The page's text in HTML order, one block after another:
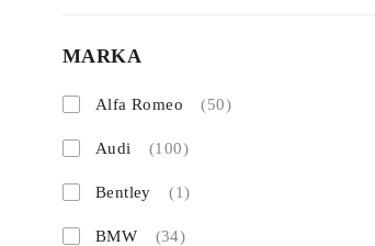
MARKA
Alfa Romeo (50)
Audi (100)
Bentley (1)
BMW (34)